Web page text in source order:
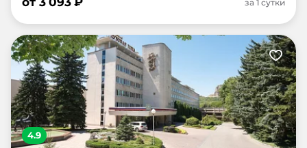
за 1 сутки
4.9